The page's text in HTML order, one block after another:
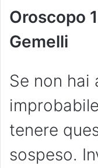
Oroscopo
Gemelli
Se non hai
tenere
sospeso.